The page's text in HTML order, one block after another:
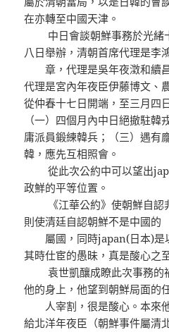
在亦轉至中國天津。
中日會談朝鮮事務於光緒
八日舉辦，清朝首席代理是李
章，代理是吳年夜澂和續
代理是宮內年夜臣伊藤博文、
從仲春十七日開端，至三月四
（一）四個月內中日絕撤駐
庸派員鍛練韓兵；（三）遇有
韓，應先互相照會。
從此次公約中可以望出
政鮮的平等位置。
《江華公約》使朝鮮自認非
則使清廷自認朝鮮不是中國的
屬國，同時japan(日本)是
其時仕宦的愚昧，真是酸心之
袁世凱釀成瞭此次事務的
他的身上，他望到朝鮮局面的
人宰割，很是酸心。本來
給北洋年夜臣（朝鮮事件屬清